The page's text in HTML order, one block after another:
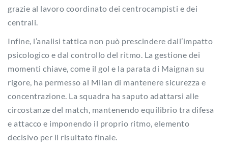
grazie al lavoro coordinato dei centrocampisti e dei
centrali.
Infine, l’analisi tattica non può prescindere dall’impatto
psicologico e dal controllo del ritmo. La gestione dei
momenti chiave, come il gol e la parata di Maignan su
rigore, ha permesso al Milan di mantenere sicurezza e
concentrazione. La squadra ha saputo adattarsi alle
circostanze del match, mantenendo equilibrio tra difesa
e attacco e imponendo il proprio ritmo, elemento
decisivo per il risultato finale.